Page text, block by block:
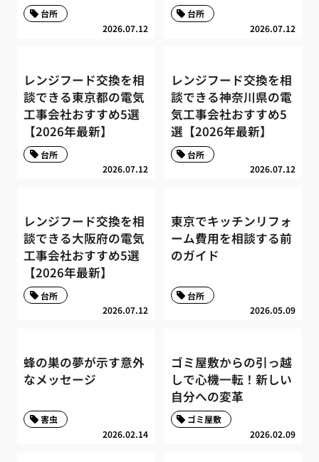
2026.07.12
台所
2026.07.12
台所
レンジフード交換を相
談できる東京都の電気
工事会社おすすめ5選
【2026年最新】
2026.07.12
台所
レンジフード交換を相
談できる神奈川県の電
気工事会社おすすめ5
選【2026年最新】
2026.07.12
台所
レンジフード交換を相
談できる大阪府の電気
工事会社おすすめ5選
【2026年最新】
2026.07.12
台所
東京でキッチンリフォ
ーム費用を相談する前
のガイド
2026.05.09
台所
蜂の巣の夢が示す意外
なメッセージ
2026.02.14
害虫
ゴミ屋敷からの引っ越
しで心機一転！新しい
自分への変革
2026.02.09
ゴミ屋敷